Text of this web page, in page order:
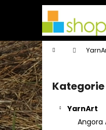
Domů
P
o
s
t
r
Přeskočit
kategorie
Kategorie
YarnArt
Angora
í
k
Zpět
do
obchodu
Zpět
do
obchodu